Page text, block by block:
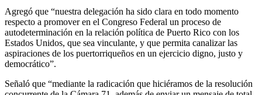
Agregó que “nuestra delegación ha sido clara en todo momento
respecto a promover en el Congreso Federal un proceso de
autodeterminación en la relación política de Puerto Rico con los
Estados Unidos, que sea vinculante, y que permita canalizar las
aspiraciones de los puertorriqueños en un ejercicio digno, justo y
democrático”.
Señaló que “mediante la radicación que hiciéramos de la resolución